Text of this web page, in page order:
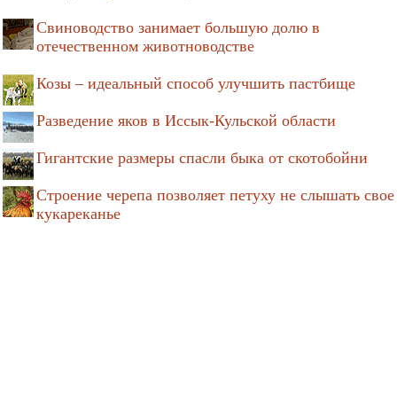
Свиноводство занимает большую долю в
отечественном животноводстве
Козы – идеальный способ улучшить пастбище
Разведение яков в Иссык-Кульской области
Гигантские размеры спасли быка от скотобойни
Строение черепа позволяет петуху не слышать свое
кукареканье